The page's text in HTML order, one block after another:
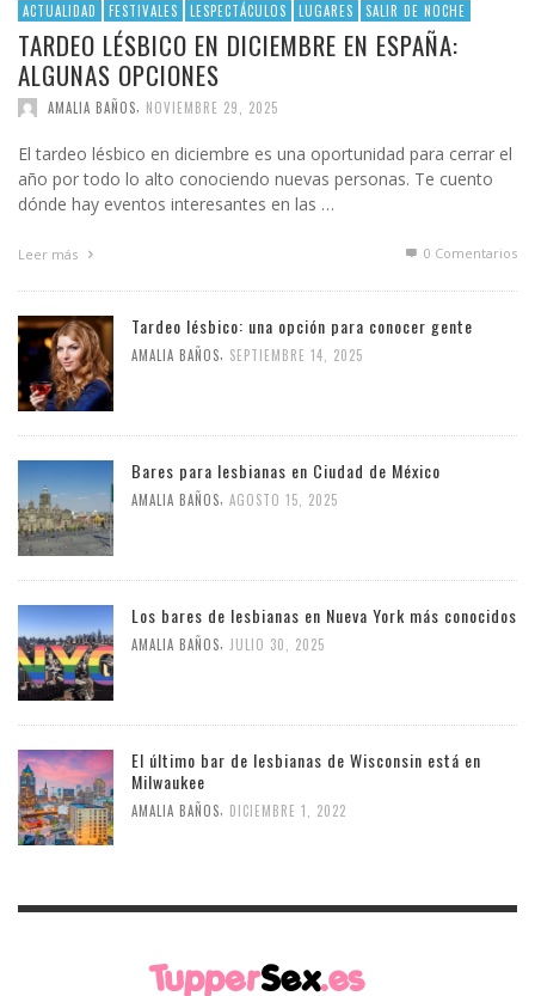
ACTUALIDAD FESTIVALES LESPECTÁCULOS LUGARES SALIR DE NOCHE
TARDEO LÉSBICO EN DICIEMBRE EN ESPAÑA:
ALGUNAS OPCIONES
AMALIA BAÑOS NOVIEMBRE 29, 2025
El tardeo lésbico en diciembre es una oportunidad para cerrar el
año por todo lo alto conociendo nuevas personas. Te cuento
dónde hay eventos interesantes en las …
Leer más 0 Comentarios
Tardeo lésbico: una opción para conocer gente
AMALIA BAÑOS SEPTIEMBRE 14, 2025
Bares para lesbianas en Ciudad de México
AMALIA BAÑOS AGOSTO 15, 2025
Los bares de lesbianas en Nueva York más conocidos
AMALIA BAÑOS JULIO 30, 2025
El último bar de lesbianas de Wisconsin está en
Milwaukee
AMALIA BAÑOS DICIEMBRE 1, 2022